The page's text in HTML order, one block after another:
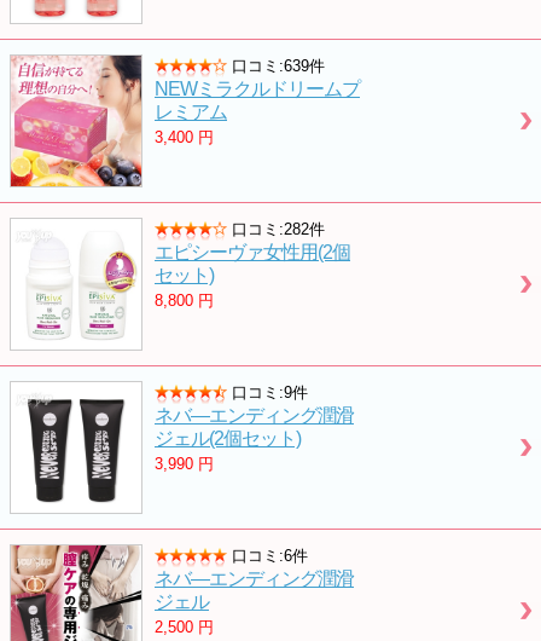
口コミ:639件
NEWミラクルドリームプ
レミアム
3,400 円
口コミ:282件
エピシーヴァ女性用(2個
セット)
8,800 円
口コミ:9件
ネバ―エンディング潤滑
ジェル(2個セット)
3,990 円
口コミ:6件
ネバ―エンディング潤滑
ジェル
2,500 円